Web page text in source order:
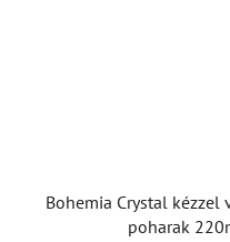
Bohemia Crystal
poharak